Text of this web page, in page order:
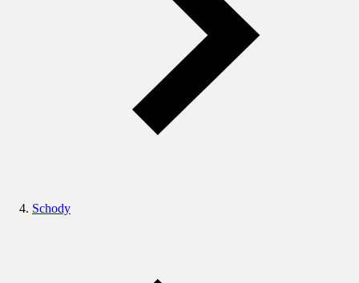
Schody